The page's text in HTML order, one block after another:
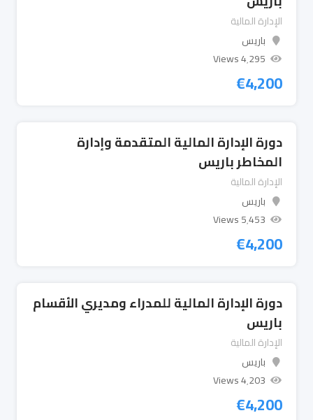
الإدارة المالية
باريس
4٬295 Views
€4,200
دورة الإدارة المالية المتقدمة وإدارة
المخاطر باريس
الإدارة المالية
باريس
5٬453 Views
€4,200
دورة الإدارة المالية للمدراء ومديري الأقسام
باريس
الإدارة المالية
باريس
4٬203 Views
€4,200